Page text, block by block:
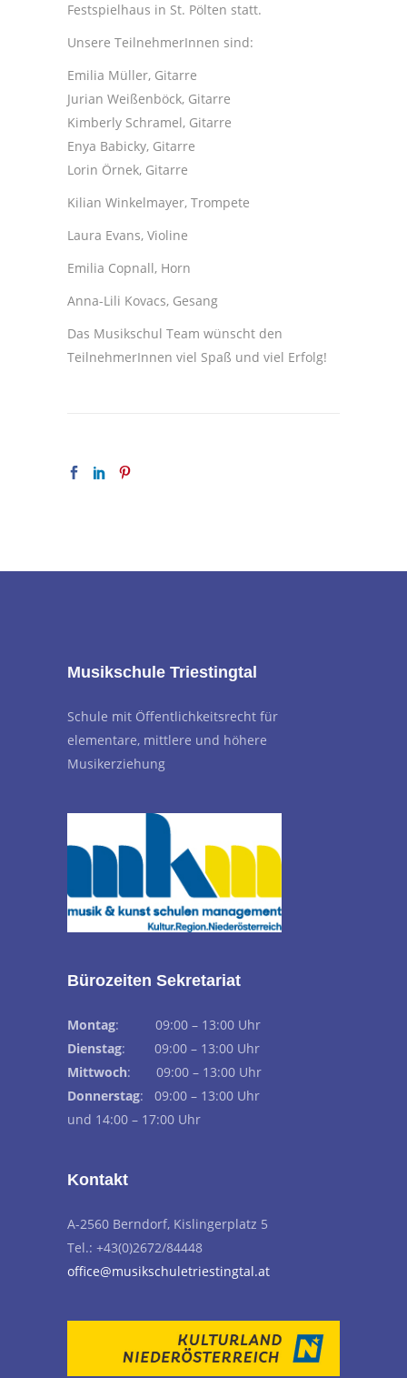
Festspielhaus in St. Pölten statt.
Unsere TeilnehmerInnen sind:
Emilia Müller, Gitarre
Jurian Weißenböck, Gitarre
Kimberly Schramel, Gitarre
Enya Babicky, Gitarre
Lorin Örnek, Gitarre
Kilian Winkelmayer, Trompete
Laura Evans, Violine
Emilia Copnall, Horn
Anna-Lili Kovacs, Gesang
Das Musikschul Team wünscht den
TeilnehmerInnen viel Spaß und viel Erfolg!
Musikschule Triestingtal
Schule mit Öffentlichkeitsrecht für
elementare, mittlere und höhere
Musikerziehung
Bürozeiten Sekretariat
Montag: 09:00 – 13:00 Uhr
Dienstag: 09:00 – 13:00 Uhr
Mittwoch: 09:00 – 13:00 Uhr
Donnerstag: 09:00 – 13:00 Uhr
und 14:00 – 17:00 Uhr
Kontakt
A-2560 Berndorf, Kislingerplatz 5
Tel.: +43(0)2672/84448
office@musikschuletriestingtal.at